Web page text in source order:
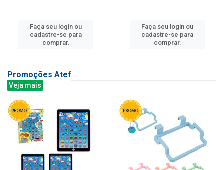
Faça seu login ou
cadastre-se para
comprar.
Faça seu login ou
cadastre-se para
comprar.
Promoções Atef
Veja mais